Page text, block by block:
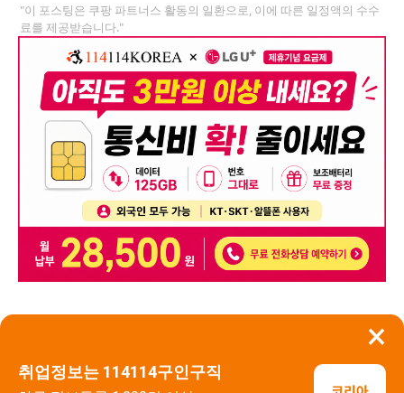
×
취업정보는 114114구인구직
"이 포스팅은 쿠팡 파트너스 활동의 일환으로, 이에 따른 일정액의 수수
료를 제공받습니다."